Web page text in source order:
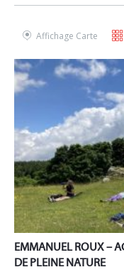
Affichage Carte
EMMANUEL ROUX –
DE PLEINE NATURE